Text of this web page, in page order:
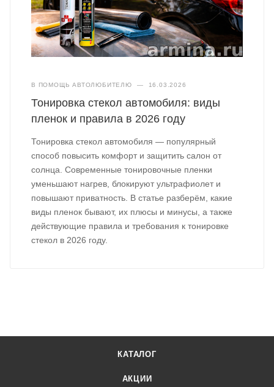
В ПОМОЩЬ АВТОЛЮБИТЕЛЮ — 16.03.2026
Тонировка стекол автомобиля: виды
пленок и правила в 2026 году
Тонировка стекол автомобиля — популярный
способ повысить комфорт и защитить салон от
солнца. Современные тонировочные пленки
уменьшают нагрев, блокируют ультрафиолет и
повышают приватность. В статье разберём, какие
виды пленок бывают, их плюсы и минусы, а также
действующие правила и требования к тонировке
стекол в 2026 году.
КАТАЛОГ
АКЦИИ